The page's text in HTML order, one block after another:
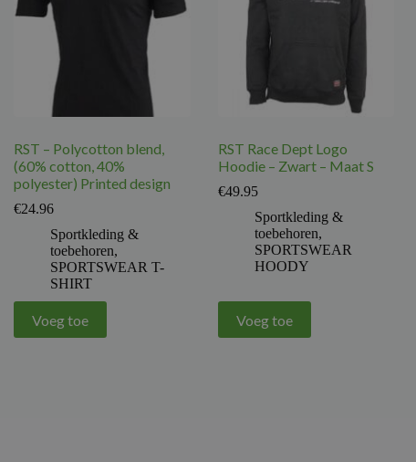
RST – Polycotton blend,
(60% cotton, 40%
polyester) Printed design
€24.96
Sportkleding &
toebehoren,
SPORTSWEAR T-
SHIRT
Voeg toe
RST Race Dept Logo
Hoodie – Zwart – Maat S
€49.95
Sportkleding &
toebehoren,
SPORTSWEAR
HOODY
Voeg toe